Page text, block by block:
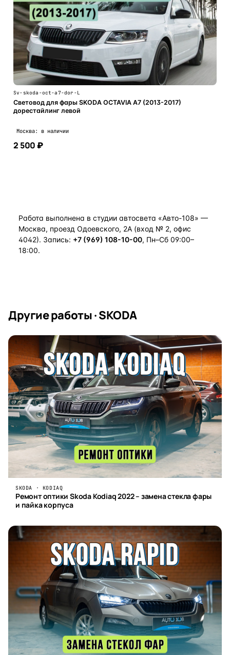
Sv-skoda-oct-a7-dor-L
Световод для фары SKODA OCTAVIA A7 (2013-2017)
дорестайлинг левой
Москва: в наличии
2 500 ₽
Работа выполнена в студии автосвета «Авто-108» —
Москва, проезд Одоевского, 2А (вход № 2, офис
4042). Запись: +7 (969) 108-10-00, Пн–Сб 09:00–
18:00.
Другие работы · SKODA
SKODA · KODIAQ
Ремонт оптики Skoda Kodiaq 2022 – замена стекла фары
и пайка корпуса